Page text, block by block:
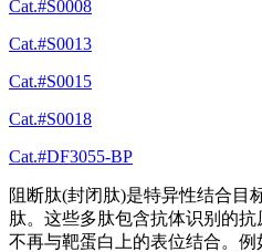
Cat.#S0008
Cat.#S0013
Cat.#S0015
Cat.#S0018
Cat.#DF3055-BP
阻断肽(封闭肽)是特异性结合目
肽。这些多肽包含抗体识别的
不再与靶蛋白上的表位结合。